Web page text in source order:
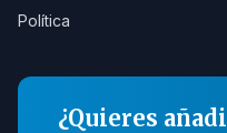
Política
¿Quieres